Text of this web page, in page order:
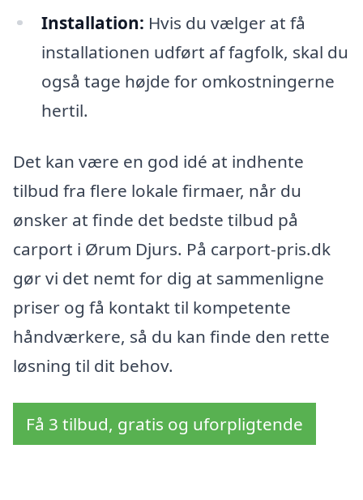
Installation: Hvis du vælger at få
installationen udført af fagfolk, skal du
også tage højde for omkostningerne
hertil.
Det kan være en god idé at indhente
tilbud fra flere lokale firmaer, når du
ønsker at finde det bedste tilbud på
carport i Ørum Djurs. På carport-pris.dk
gør vi det nemt for dig at sammenligne
priser og få kontakt til kompetente
håndværkere, så du kan finde den rette
løsning til dit behov.
Få 3 tilbud, gratis og uforpligtende